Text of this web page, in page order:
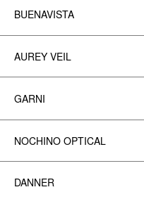
BUENAVISTA
AUREY VEIL
GARNI
NOCHINO OPTICAL
DANNER